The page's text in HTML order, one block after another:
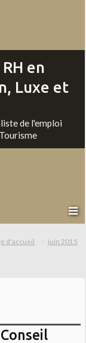
en
Luxe et
de l'emploi
d'accueil juin 2015